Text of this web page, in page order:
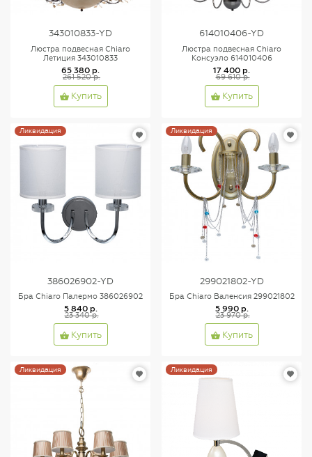
343010833-YD
Люстра подвесная Chiaro
Летиция 343010833
65 380 р.
261 520 р.
Купить
614010406-YD
Люстра подвесная Chiaro
Консуэло 614010406
17 400 р.
69 610 р.
Купить
Ликвидация
386026902-YD
Бра Chiaro Палермо 386026902
5 840 р.
23 340 р.
Купить
Ликвидация
299021802-YD
Бра Chiaro Валенсия 299021802
5 990 р.
23 970 р.
Купить
Ликвидация Ликвидация